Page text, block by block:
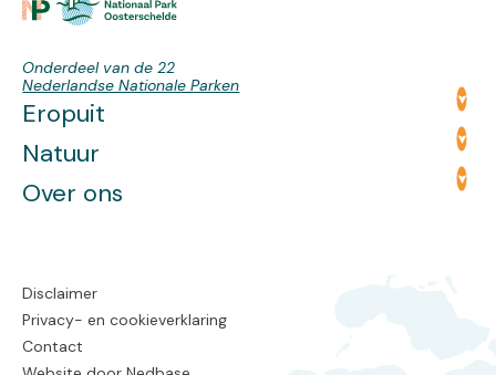
Onderdeel van de 22
Nederlandse Nationale Parken
Eropuit
Natuur
Over ons
Disclaimer
Privacy- en cookieverklaring
Contact